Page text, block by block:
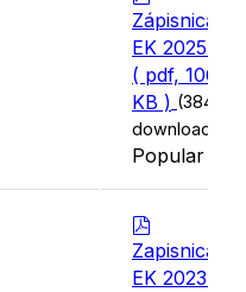
d
f
Zápisnica
EK 2025 10
( pdf, 106
KB ) (384
downloads)
Popular
d
f
Zapisnica
EK 2023 02